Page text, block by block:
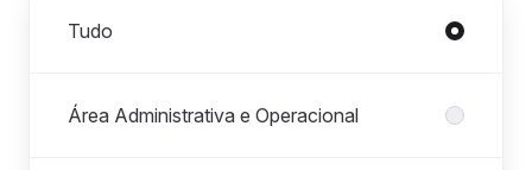
Tudo
Área Administrativa e Operacional